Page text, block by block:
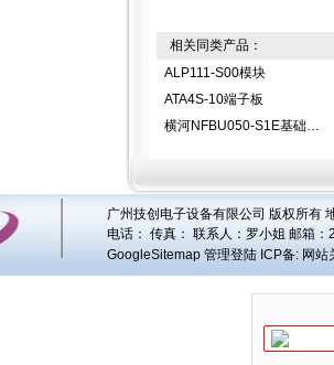
相关同类产品：
ALP111-S00模块
ATA4S-10端子板
横河NFBU050-S1E基础模块
广州技创电子设备有限公司 版权所有
电话： 传真： 联系人： 罗小姐 邮箱：
GoogleSitemap 管理登陆 ICP备: 网站